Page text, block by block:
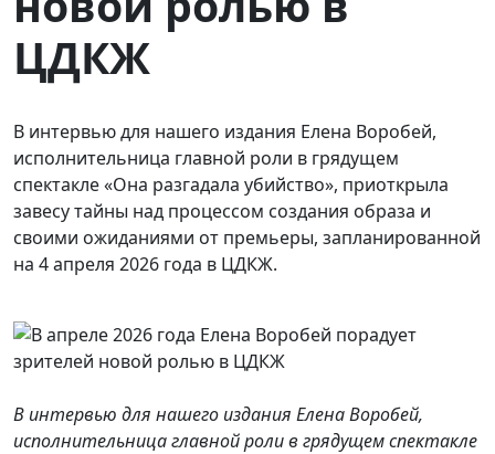
ЦДКЖ
В интервью для нашего издания Елена Воробей,
исполнительница главной роли в грядущем
спектакле «Она разгадала убийство», приоткрыла
завесу тайны над процессом создания образа и
своими ожиданиями от премьеры, запланированной
на 4 апреля 2026 года в ЦДКЖ.
В интервью для нашего издания Елена Воробей,
исполнительница главной роли в грядущем спектакле